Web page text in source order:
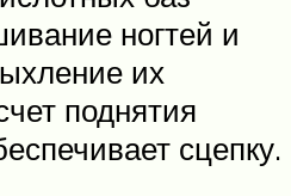
ногтей и
их
поднятия
сцепку.